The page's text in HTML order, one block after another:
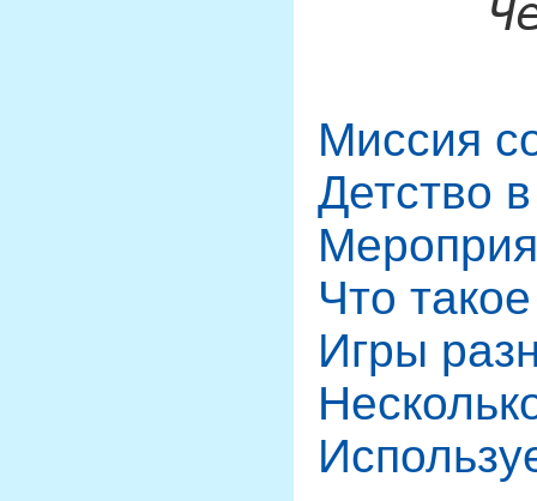
Миссия
Детство
Что
Игры